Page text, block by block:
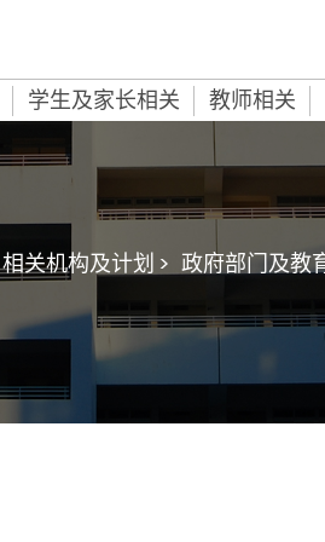
学生及家长相关 教师相关
相关机构及计划 > 政府部门及教